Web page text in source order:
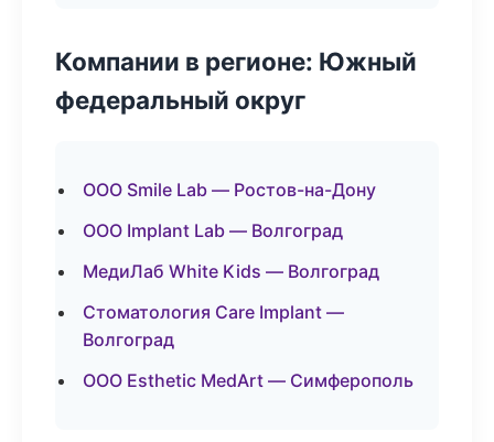
Компании в регионе: Южный
федеральный округ
ООО Smile Lab — Ростов-на-Дону
ООО Implant Lab — Волгоград
МедиЛаб White Kids — Волгоград
Стоматология Care Implant —
Волгоград
ООО Esthetic MedArt — Симферополь